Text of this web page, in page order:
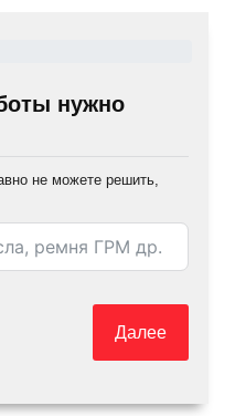
нужно
не можете решить,
Далее